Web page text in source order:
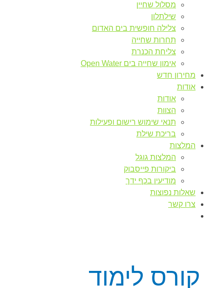
מסלול שחיין
שילתלון
צלילה חופשית בים האדום
תחרות שחייה
צליחת הכנרת
אימון שחייה בים Open Water
מחירון חדש
אודות
אודות
הצוות
תנאי שימוש רישום ופעילות
בריכת שילת
המלצות
המלצות גוגל
ביקורות פייסבוק
מודיעין בכף ידך
שאלות נפוצות
צרו קשר
קורס לימוד